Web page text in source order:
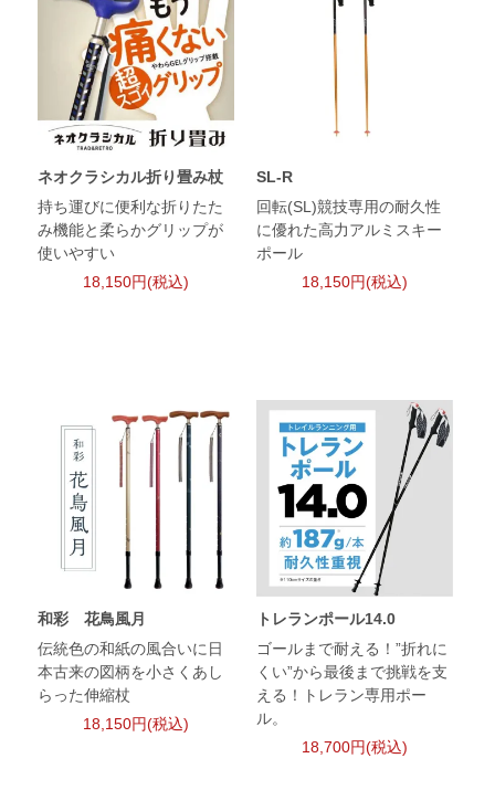
ネオクラシカル折り畳み杖
持ち運びに便利な折りたた
み機能と柔らかグリップが
使いやすい
18,150円(税込)
SL-R
回転(SL)競技専用の耐久性
に優れた高力アルミスキー
ポール
18,150円(税込)
和彩 花鳥風月
伝統色の和紙の風合いに日
本古来の図柄を小さくあし
らった伸縮杖
18,150円(税込)
トレランポール14.0
ゴールまで耐える！”折れに
くい”から最後まで挑戦を支
える！トレラン専用ポー
ル。
18,700円(税込)